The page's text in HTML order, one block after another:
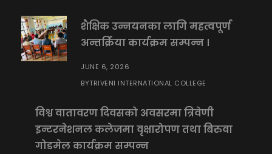
शैक्षिक उन्नयनका लागि महत्वपूर्ण
अन्तर्क्रिया कार्यक्रम सम्पन्न ।
JUNE 6, 2026
BYTRIVENI INTERNATIONAL COLLEGE
विश्व वातावरण दिवसको अवसरमा त्रिवेणी
इन्टरनेशनल कलेजमा वृक्षारोपण तथा बिरुवा
गोडमेल कार्यक्रम सम्पन्न